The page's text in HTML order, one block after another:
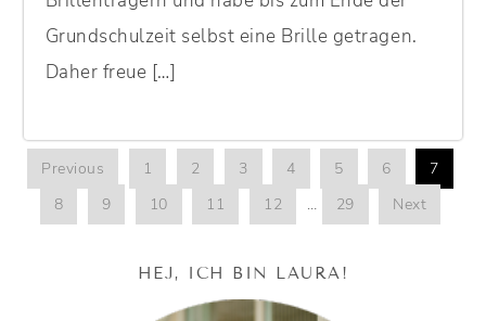
Grundschulzeit selbst eine Brille getragen.
Daher freue […]
Previous 1 2 3 4 5 6
7
8
9 10 11 12 … 29 Next
HEJ, ICH BIN LAURA!